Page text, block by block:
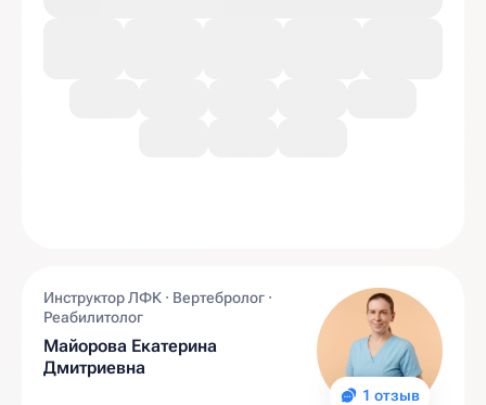
1 отзыв
Инструктор ЛФК · Вертебролог ·
Реабилитолог
Майорова Екатерина
Дмитриевна